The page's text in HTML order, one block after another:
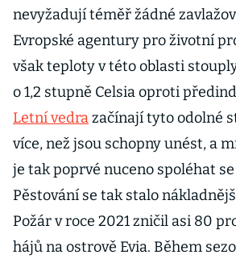
nevyžadují téměř žádné
Evropské agentury pro životní
však teploty v této oblasti
o 1,2 stupně Celsia oproti
Letní vedrazačínají tyto odolné
více, než jsou schopny unést, a
je tak poprvé nuceno spoléhat se
Pěstování se tak stalo
Požár v roce 2021 zničil asi 80
hájů na ostrově Evia. Během